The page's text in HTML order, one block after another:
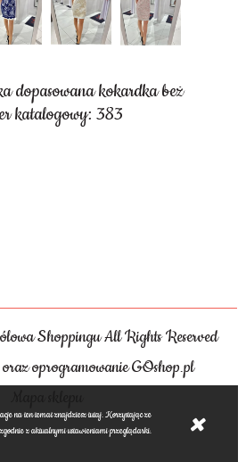
dopasowana kokardka beż
katalogowy: 383
Shoppingu All Rights Reserved
oprogramowanie GOshop.pl
na ten temat znajdziesz tutaj. Korzystając ze
z aktualnymi ustawieniami przeglądarki.